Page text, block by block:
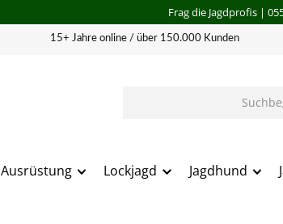
Frag die Jagdprofis|
15+ Jahre online / über 150.000 Kunden
Ausrüstung Lockjagd Jagdhund